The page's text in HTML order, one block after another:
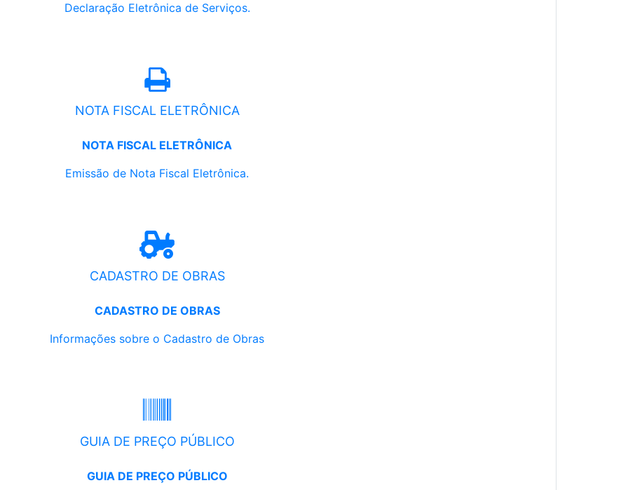
Declaração Eletrônica de Serviços.
NOTA FISCAL ELETRÔNICA
NOTA FISCAL ELETRÔNICA
Emissão de Nota Fiscal Eletrônica.
CADASTRO DE OBRAS
CADASTRO DE OBRAS
Informações sobre o Cadastro de Obras
GUIA DE PREÇO PÚBLICO
GUIA DE PREÇO PÚBLICO